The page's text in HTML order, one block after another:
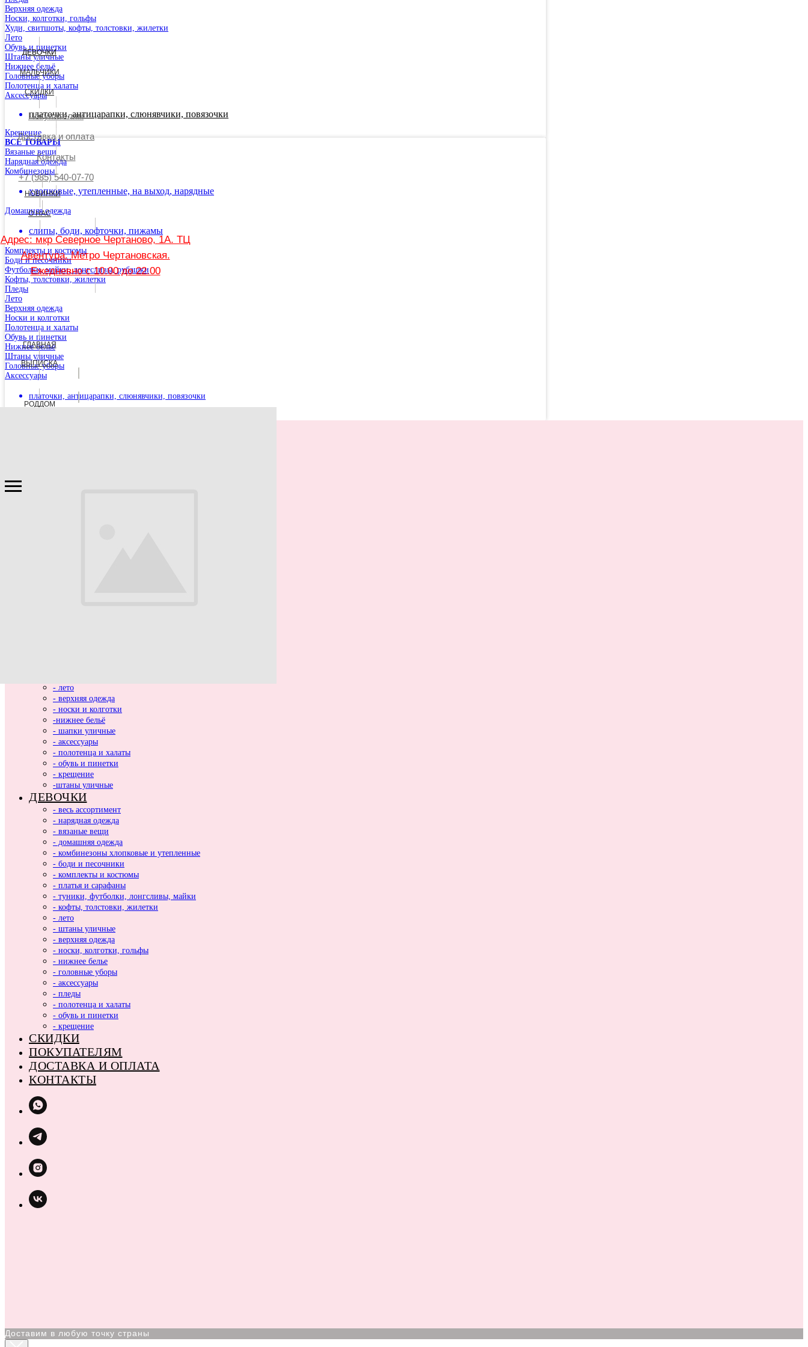
ДЕВОЧКИ
МАЛЬЧИКИ
СКИДКИ
Покупателям
Доставка и оплата
Контакты
+7 (985) 540-07-70
НОВИНКИ
О НАС
Адрес: мкр Северное Чертаново, 1А. ТЦ
Авентура. Метро Чертановская.
Ежедневно с 10.00 до 22.00
ГЛАВНАЯ
ВЫПИСКА
РОДДОМ
Верхняя одежда
Носки, колготки, гольфы
Худи, свитшоты, кофты, толстовки, жилетки
Лето
Обувь и пинетки
Штаны уличные
Нижнее бельё
Головные уборы
Полотенца и халаты
Аксессуары
платочки, антицарапки, слюнявчики, повязочки
Крещение
ВСЕ ТОВАРЫ
Вязаные вещи
Нарядная одежда
Комбинезоны
хлопковые, утепленные, на выход, нарядные
Домашняя одежда
слипы, боди, кофточки, пижамы
Комплекты и костюмы
Боди и песочники
Футболки, майки, лонгсливы, рубашки
Кофты, толстовки, жилетки
Пледы
Лето
Верхняя одежда
Носки и колготки
Полотенца и халаты
Обувь и пинетки
Нижнее бельё
Штаны уличные
Головные уборы
Аксессуары
платочки, антицарапки, слюнявчики, повязочки
- лето
- верхняя одежда
- носки и колготки
-нижнее бельё
- шапки уличные
- аксессуары
- полотенца и халаты
- обувь и пинетки
- крещение
-штаны уличные
ДЕВОЧКИ
- весь ассортимент
- нарядная одежда
- вязаные вещи
- домашняя одежда
- комбинезоны хлопковые и утепленные
- боди и песочники
- комплекты и костюмы
- платья и сарафаны
- туники, футболки, лонгсливы, майки
- кофты, толстовки, жилетки
- лето
- штаны уличные
- верхняя одежда
- носки, колготки, гольфы
- нижнее белье
- головные уборы
- аксессуары
- пледы
- полотенца и халаты
- обувь и пинетки
- крещение
СКИДКИ
ПОКУПАТЕЛЯМ
ДОСТАВКА И ОПЛАТА
КОНТАКТЫ
Доставим в любую точку страны